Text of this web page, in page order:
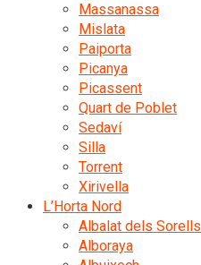
Massanassa
Mislata
Paiporta
Picanya
Picassent
Quart de Poblet
Sedaví
Silla
Torrent
Xirivella
L’Horta Nord
Albalat dels Sorells
Alboraya